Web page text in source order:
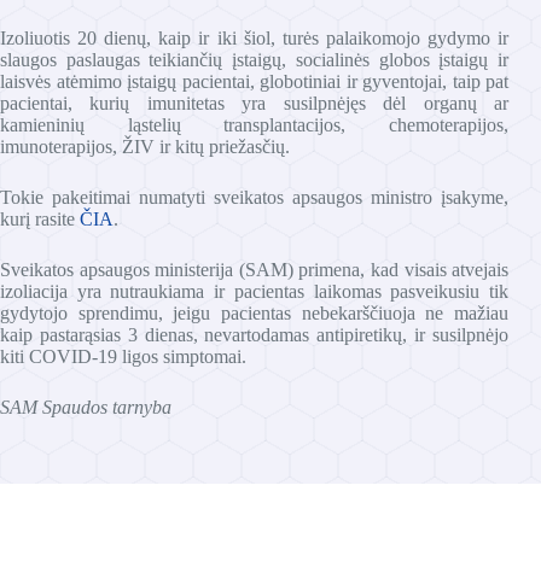
Izoliuotis 20 dienų, kaip ir iki šiol, turės palaikomojo gydymo ir
slaugos paslaugas teikiančių įstaigų, socialinės globos įstaigų ir
laisvės atėmimo įstaigų pacientai, globotiniai ir gyventojai, taip pat
pacientai, kurių imunitetas yra susilpnėjęs dėl organų ar
kamieninių ląstelių transplantacijos, chemoterapijos,
imunoterapijos, ŽIV ir kitų priežasčių.
Tokie pakeitimai numatyti sveikatos apsaugos ministro įsakyme,
kurį rasite ČIA.
Sveikatos apsaugos ministerija (SAM) primena, kad visais atvejais
izoliacija yra nutraukiama ir pacientas laikomas pasveikusiu tik
gydytojo sprendimu, jeigu pacientas nebekarščiuoja ne mažiau
kaip pastarąsias 3 dienas, nevartodamas antipiretikų, ir susilpnėjo
kiti COVID-19 ligos simptomai.
SAM Spaudos tarnyba